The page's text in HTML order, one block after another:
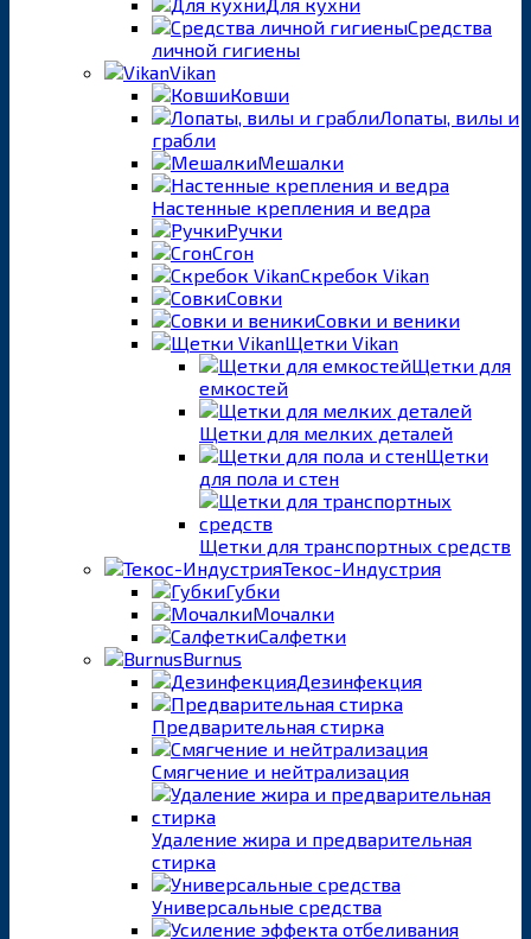
Средства
личной гигиены
Vikan
Ковши
Лопаты, вилы и
грабли
Мешалки
Настенные крепления и ведра
Ручки
Сгон
Скребок Vikan
Совки
Совки и веники
Щетки Vikan
Щетки для
емкостей
Щетки для мелких деталей
Щетки
для пола и стен
Щетки для транспортных средств
Текос-Индустрия
Губки
Мочалки
Салфетки
Burnus
Дезинфекция
Предварительная стирка
Смягчение и нейтрализация
Удаление жира и предварительная
стирка
Универсальные средства